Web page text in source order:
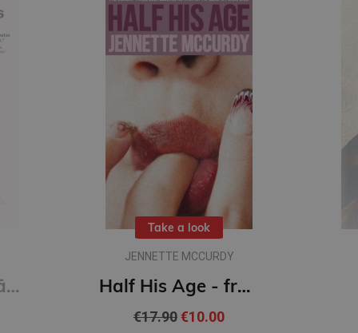
Ultra - pārstrādāta cilvēce
Take a look
JENNETTE MCCURDY
Half His Age - from the author of I'm Glad My Mom Died
€17.90€10.00